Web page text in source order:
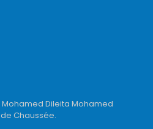
Dileita Mohamed
Chaussée.